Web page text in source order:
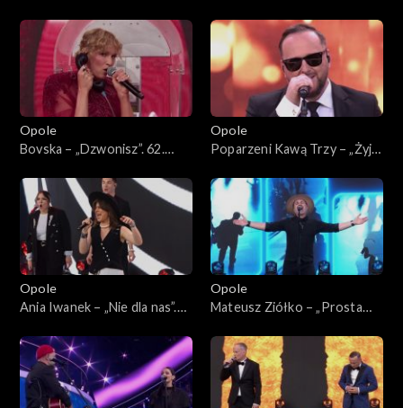
Koncert „Premiery”
Opole
Bovska – „Dzwonisz”. 62.
Opole
Poparzeni Kawą Trzy – „Żyje
„Premiery”
Opole
Ania Iwanek – „Nie dla nas”.
„Premiery”
Opole
Mateusz Ziółko – „Prosta
KFPP: Koncert „Premiery”